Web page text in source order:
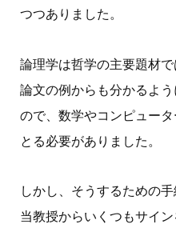
つつありました。
論理学は哲学の主要題材
論文の例からも分かるよ
ので、数学やコンピュー
とる必要がありました。
しかし、そうするための
当教授からいくつもサイ